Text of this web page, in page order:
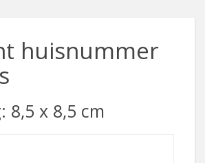
huisnummer
8,5 x 8,5 cm